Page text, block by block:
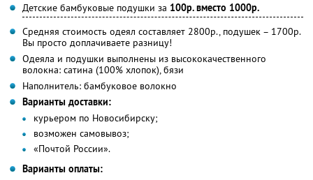
Детские бамбуковые подушки за 100р. вместо 1000р.
Средняя стоимость одеял составляет 2800р., подушек – 1700р.
Вы просто доплачиваете разницу!
Одеяла и подушки выполнены из высококачественного
волокна: сатина (100% хлопок), бязи
Наполнитель: бамбуковое волокно
Варианты доставки:
курьером по Новосибирску;
возможен самовывоз;
«Почтой России».
Варианты оплаты: